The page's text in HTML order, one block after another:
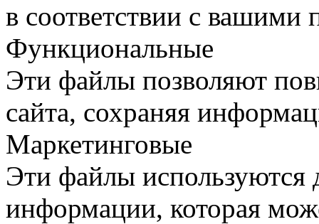
в соответствии с вашими
Функциональные
Эти файлы позволяют
сайта, сохраняя
Маркетинговые
Эти файлы используются
информации, которая